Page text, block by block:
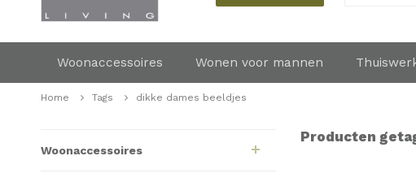
Woonaccessoires Wonen voor mannen
Home Tags dikke dames beeldjes
Woonaccessoires
Producten